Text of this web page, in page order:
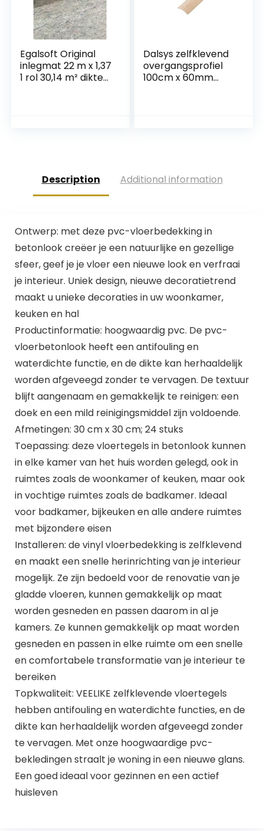
Egalsoft Original
inlegmat 22 m x 1,37
1 rol 30,14 m² dikte
Dalsys zelfklevend
overgangsprofiel
100cm x 60mm
Description Additional information
Ontwerp: met deze pvc-vloerbedekking in
betonlook creëer je een natuurlijke en gezellige
sfeer, geef je je vloer een nieuwe look en verfraai
je interieur. Uniek design, nieuwe decoratietrend
maakt u unieke decoraties in uw woonkamer,
keuken en hal
Productinformatie: hoogwaardig pvc. De pvc-
vloerbetonlook heeft een antifouling en
waterdichte functie, en de dikte kan herhaaldelijk
worden afgeveegd zonder te vervagen. De textuur
blijft aangenaam en gemakkelijk te reinigen: een
doek en een mild reinigingsmiddel zijn voldoende.
Afmetingen: 30 cm x 30 cm; 24 stuks
Toepassing: deze vloertegels in betonlook kunnen
in elke kamer van het huis worden gelegd, ook in
ruimtes zoals de woonkamer of keuken, maar ook
in vochtige ruimtes zoals de badkamer. Ideaal
voor badkamer, bijkeuken en alle andere ruimtes
met bijzondere eisen
Installeren: de vinyl vloerbedekking is zelfklevend
en maakt een snelle herinrichting van je interieur
mogelijk. Ze zijn bedoeld voor de renovatie van je
gladde vloeren, kunnen gemakkelijk op maat
worden gesneden en passen daarom in al je
kamers. Ze kunnen gemakkelijk op maat worden
gesneden en passen in elke ruimte om een snelle
en comfortabele transformatie van je interieur te
bereiken
Topkwaliteit: VEELIKE zelfklevende vloertegels
hebben antifouling en waterdichte functies, en de
dikte kan herhaaldelijk worden afgeveegd zonder
te vervagen. Met onze hoogwaardige pvc-
bekledingen straalt je woning in een nieuwe glans.
Een goed ideaal voor gezinnen en een actief
huisleven